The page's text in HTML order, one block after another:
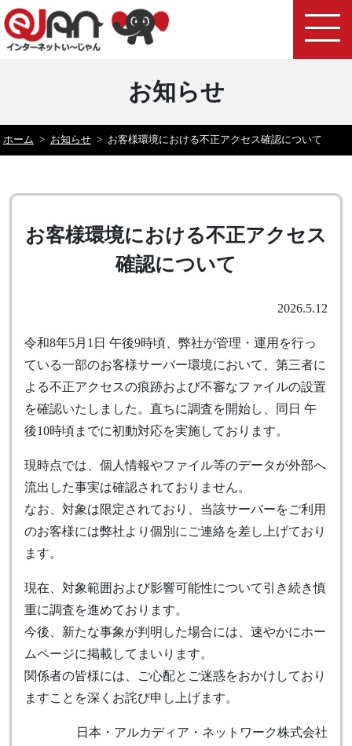
お知らせ
ホーム > お知らせ > お客様環境における不正アクセス確認について
お客様環境における不正アクセス
確認について
2026.5.12
令和8年5月1日 午後9時頃、弊社が管理・運用を行っ
ている一部のお客様サーバー環境において、第三者に
よる不正アクセスの痕跡および不審なファイルの設置
を確認いたしました。直ちに調査を開始し、同日 午
後10時頃までに初動対応を実施しております。
現時点では、個人情報やファイル等のデータが外部へ
流出した事実は確認されておりません。
なお、対象は限定されており、当該サーバーをご利用
のお客様には弊社より個別にご連絡を差し上げており
ます。
現在、対象範囲および影響可能性について引き続き慎
重に調査を進めております。
今後、新たな事象が判明した場合には、速やかにホー
ムページに掲載してまいります。
関係者の皆様には、ご心配とご迷惑をおかけしており
ますことを深くお詫び申し上げます。
日本・アルカディア・ネットワーク株式会社